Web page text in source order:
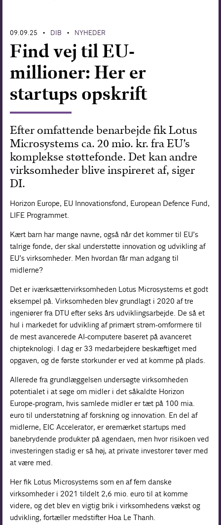
09.09.25 • DIB • NYHEDER
Find vej til EU-
millioner: Her er
startups opskrift
Efter omfattende benarbejde fik Lotus
Microsystems ca. 20 mio. kr. fra EU’s
komplekse støttefonde. Det kan andre
virksomheder blive inspireret af, siger
DI.
Horizon Europe, EU Innovationsfond, European Defence Fund,
LIFE Programmet.
Kært barn har mange navne, også når det kommer til EU’s
talrige fonde, der skal understøtte innovation og udvikling af
EU’s virksomheder. Men hvordan får man adgang til
midlerne?
Det er iværksættervirksomheden Lotus Microsystems et godt
eksempel på. Virksomheden blev grundlagt i 2020 af tre
ingeniører fra DTU efter seks års udviklingsarbejde. De så et
hul i markedet for udvikling af primært strøm-omformere til
de mest avancerede AI-computere baseret på avanceret
chipteknologi. I dag er 33 medarbejdere beskæftiget med
opgaven, og de første storkunder er ved at komme på plads.
Allerede fra grundlæggelsen undersøgte virksomheden
potentialet i at søge om midler i det såkaldte Horizon
Europe-program, hvis samlede midler er tæt på 100 mia.
euro til understøtning af forskning og innovation. En del af
midlerne, EIC Accelerator, er øremærket startups med
banebrydende produkter på agendaen, men hvor risikoen ved
investeringen stadig er så høj, at private investorer tøver med
at være med.
Her fik Lotus Microsystems som en af fem danske
virksomheder i 2021 tildelt 2,6 mio. euro til at komme
videre, og det blev en vigtig brik i virksomhedens vækst og
udvikling, fortæller medstifter Hoa Le Thanh.